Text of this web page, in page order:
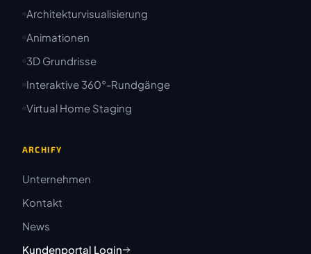
Architekturvisualisierung
Animationen
3D Grundrisse
Interaktive 360°-Rundgänge
Virtual Home Staging
ARCHIFY
Unternehmen
Kontakt
News
Kundenportal Login